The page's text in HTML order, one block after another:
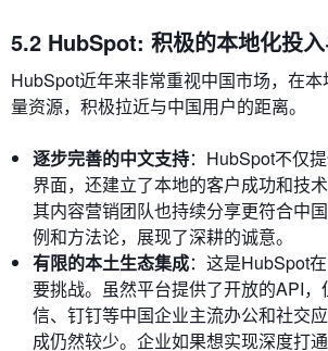
5.2 HubSpot: 积极的本地化投
HubSpot近年来非常重视中国市场，在
量资源，积极拉近与中国用户的距离。
逐步完善的中文支持：HubSpot不仅
界面，还建立了本地的客户成功和技
其内容营销团队也持续分享更符合中
例和方法论，展现了深耕的诚意。
有限的本土生态集成：这是HubSpot
要挑战。虽然平台提供了开放的API
信、钉钉等中国企业主流办公和社交
成仍然较少。企业如果想实现深度打